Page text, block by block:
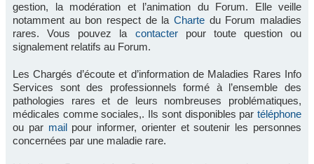
gestion, la modération et l’animation du Forum. Elle veille
notamment au bon respect de la Charte du Forum maladies
rares. Vous pouvez la contacterpour toute question ou
signalement relatifs au Forum.
Les Chargés d’écoute et d’information de Maladies Rares Info
Services sont des professionnels formé à l’ensemble des
pathologies rares et de leurs nombreuses problématiques,
médicales comme sociales,. Ils sont disponibles par téléphone
ou par mailpour informer, orienter et soutenir les personnes
concernées par une maladie rare.